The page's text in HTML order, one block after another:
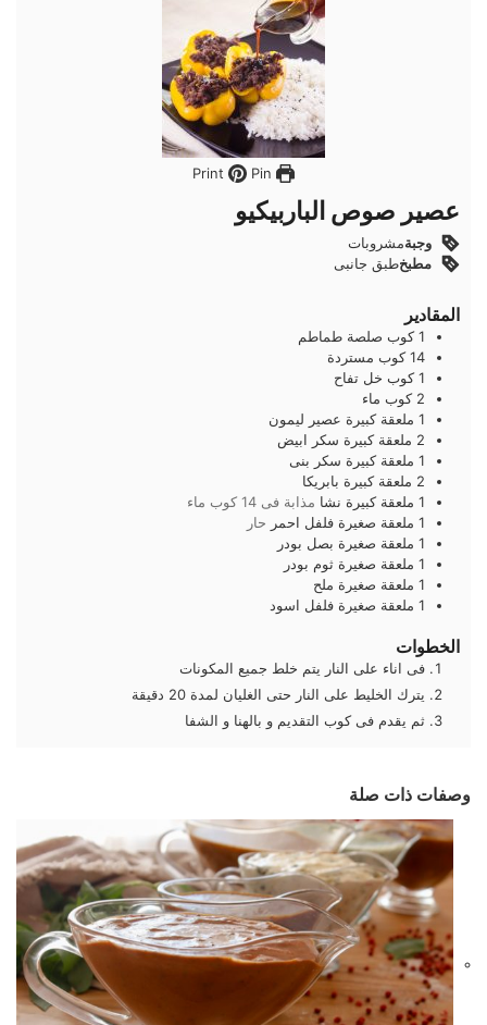
Pin
عصير صوص الباربيكيو
وجبةمشروبات
مطبخطبق جانبى
المقادير
1 كوب صلصة طماطم
14 كوب مستردة
1 كوب خل تفاح
2 كوب ماء
1 ملعقة كبيرة عصير ليمون
2 ملعقة كبيرة سكر ابيض
1 ملعقة كبيرة سكر بنى
2 ملعقة كبيرة بابريكا
1 ملعقة كبيرة نشا مذابة فى 14 كوب ماء
1 ملعقة صغيرة فلفل احمر حار
1 ملعقة صغيرة بصل بودر
1 ملعقة صغيرة ثوم بودر
1 ملعقة صغيرة ملح
1 ملعقة صغيرة فلفل اسود
الخطوات
فى اناء على النار يتم خلط جميع المكونات
يترك الخليط على النار حتى الغليان لمدة 20 دقيقة
ثم يقدم فى كوب التقديم و بالهنا و الشفا
وصفات ذات صلة